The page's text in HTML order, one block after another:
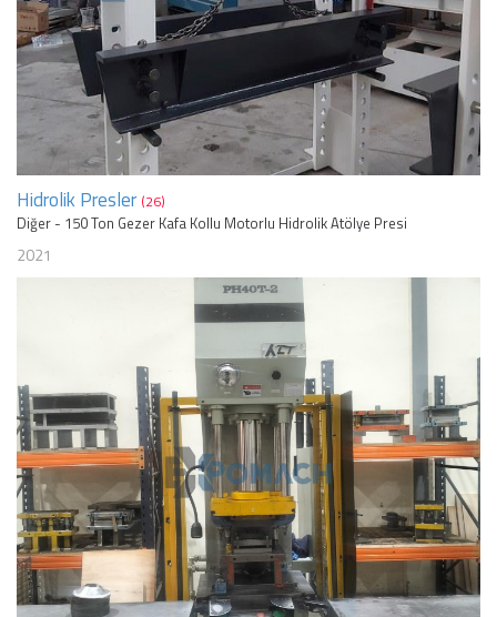
Hidrolik Presler (26)
Diğer - 150 Ton Gezer Kafa Kollu Motorlu Hidrolik Atölye Presi
2021